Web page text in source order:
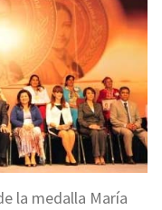
la medalla María